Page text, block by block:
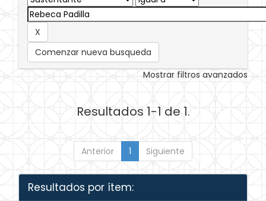
Comenzar nueva busqueda
Mostrar filtros avanzados
Resultados 1-1 de 1.
Anterior 1 Siguiente
Resultados por ítem: